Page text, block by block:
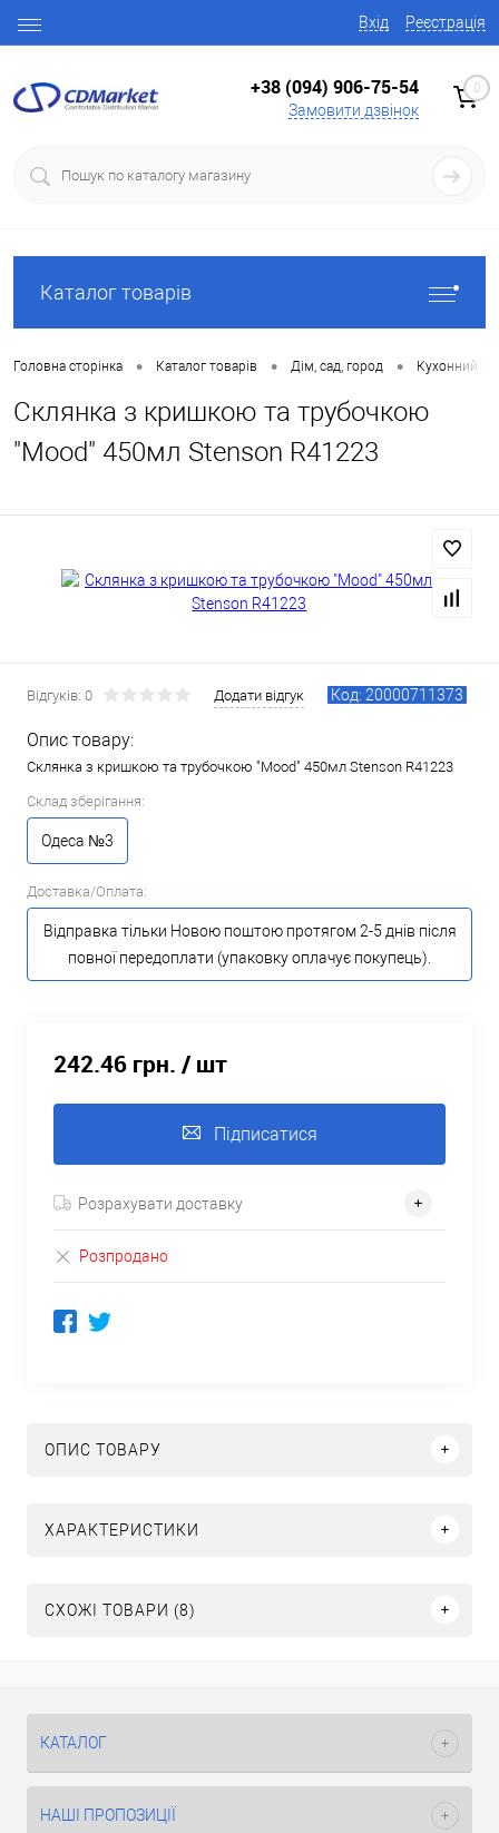
Вхід Реєстрація
+38 (094) 906-75-54
Замовити дзвінок
0
Каталог товарів
Головна сторінка • Каталог товарів • Дім, сад, город • Кухонний
Склянка з кришкою та трубочкою
"Mood" 450мл Stenson R41223
Відгуків: 0 Додати відгук Код: 20000711373
Опис товару:
Склянка з кришкою та трубочкою "Mood" 450мл Stenson R41223
Склад зберігання:
Одеса №3
Доставка/Оплата:
Відправка тільки Новою поштою протягом 2-5 днів після
повної передоплати (упаковку оплачує покупець).
242.46 грн. / шт
Підписатися
Розрахувати доставку
Розпродано
ОПИС ТОВАРУ
ХАРАКТЕРИСТИКИ
СХОЖІ ТОВАРИ (8)
КАТАЛОГ
НАШІ ПРОПОЗИЦІЇ